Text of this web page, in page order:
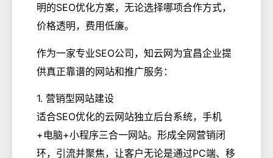
明的SEO优化方案，无论选择哪项合作方式，
价格透明，费用低廉。
作为一家专业SEO公司，知云网为宜昌企业提
供真正靠谱的网站和推广服务：
1. 营销型网站建设
适合SEO优化的云网站独立后台系统，手机
+电脑+小程序三合一网站。形成全网营销闭
环，引流并聚焦，让客户无论是通过PC端、移